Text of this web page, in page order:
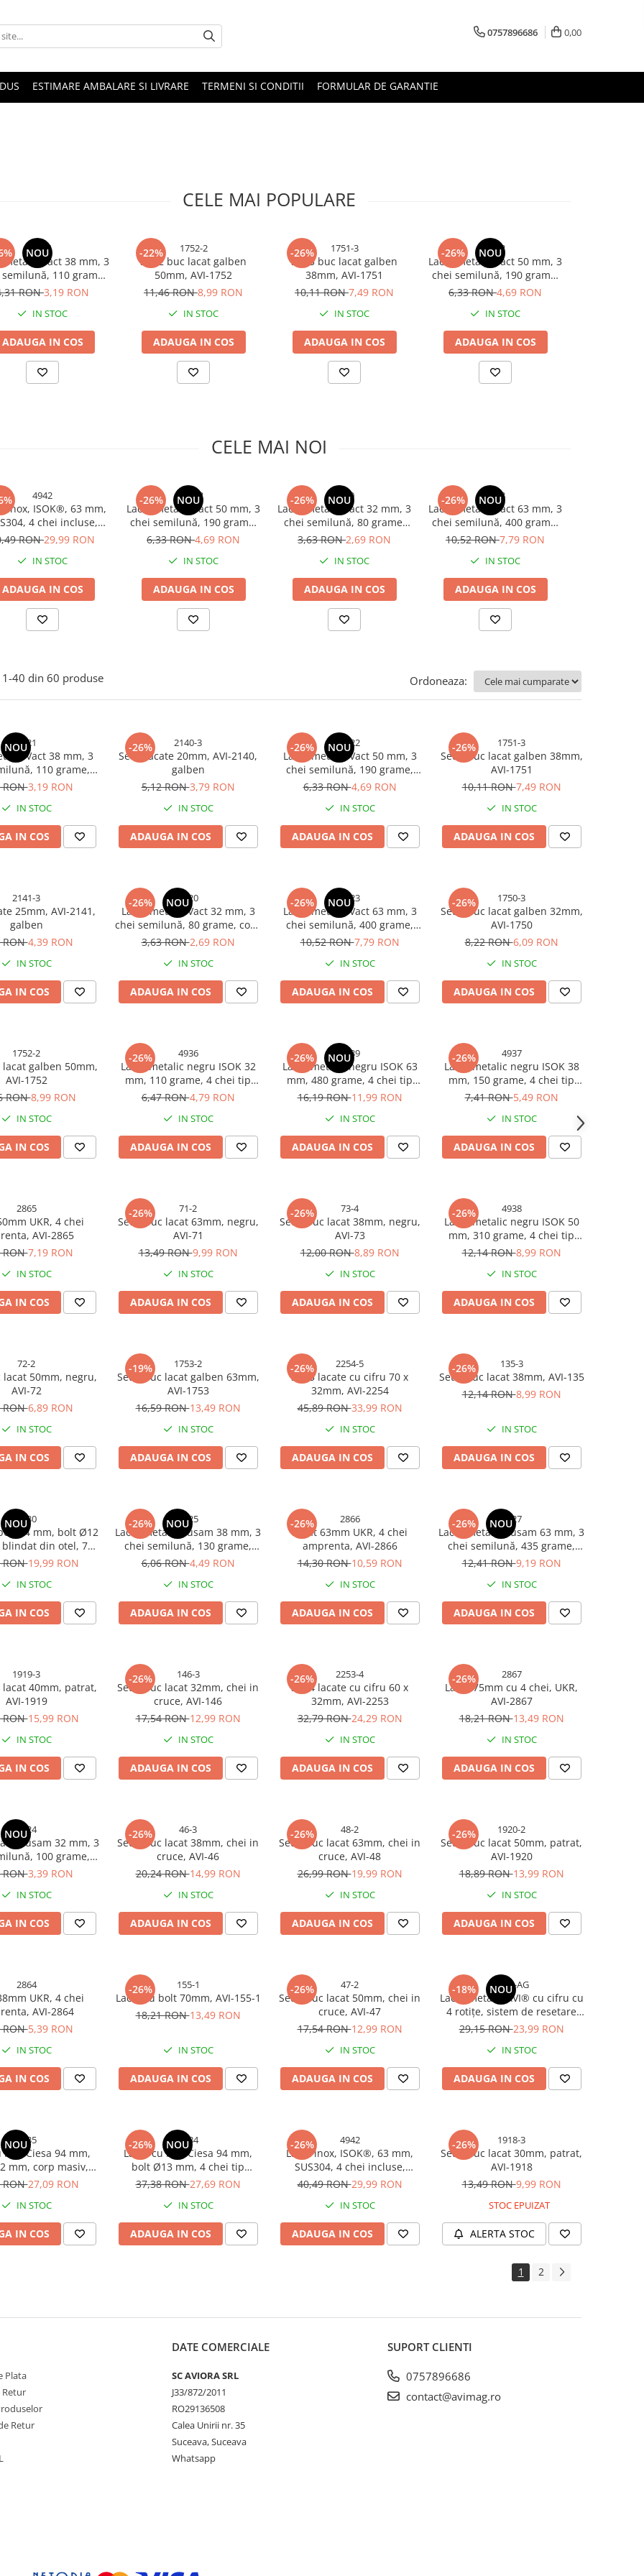
0757896686 0,00
ESTIMARE AMBALARE SI LIVRARE TERMENI SI CONDITII FORMULAR DE GARANTIE
CELE MAI POPULARE
NOU
4921
metalic Vact 38 mm, 3
110 grame,
negru, verigă cromată,
RON3,19 RON
IN STOC
ADAUGA IN COS
-22% 1752-2
Set 2 buc lacat galben
50mm, AVI-1752
11,46 RON8,99 RON
IN STOC
ADAUGA IN COS
-26% 1751-3
Set 3 buc lacat galben
38mm, AVI-1751
10,11 RON7,49 RON
IN STOC
ADAUGA IN COS
-26% NOU
4922
Lacăt metalic Vact 50 mm, 3
chei semilună, 190 grame,
corp negru, verigă cromată,
6,33 RON4,69 RON
IN STOC
ADAUGA IN COS
CELE MAI NOI
4942
inox, ISOK®, 63 mm,
4 chei incluse,
totală 100 mm, 550
RON29,99 RON
IN STOC
ADAUGA IN COS
-26% NOU
4922
Lacăt metalic Vact 50 mm, 3
chei semilună, 190 grame,
corp negru, verigă cromată,
6,33 RON4,69 RON
IN STOC
ADAUGA IN COS
-26% NOU
4920
Lacăt metalic Vact 32 mm, 3
chei semilună, 80 grame,
corp negru, verigă cromată,
3,63 RON2,69 RON
IN STOC
ADAUGA IN COS
-26% NOU
4923
Lacăt metalic Vact 63 mm, 3
chei semilună, 400 grame,
corp negru, verigă cromată,
10,52 RON7,79 RON
IN STOC
ADAUGA IN COS
1-40 din 60 produse Ordoneaza:
NOU
4921
Vact 38 mm, 3
110 grame,
verigă cromată,
RON3,19 RON
IN STOC
IN COS
-26% 2140-3
Set 3 lacate 20mm, AVI-2140,
galben
5,12 RON3,79 RON
IN STOC
ADAUGA IN COS
-26% NOU4922
Lacăt metalic Vact 50 mm, 3
chei semilună, 190 grame,
corp negru, verigă cromată,
6,33 RON4,69 RON
IN STOC
ADAUGA IN COS
-26% 1751-3
Set 3 buc lacat galben 38mm,
AVI-1751
10,11 RON7,49 RON
IN STOC
ADAUGA IN COS
2141-3
25mm, AVI-2141,
galben
RON4,39 RON
IN STOC
IN COS
-26% NOU4920
Lacăt metalic Vact 32 mm, 3
chei semilună, 80 grame, corp
negru, verigă cromată, AVI-
3,63 RON2,69 RON
IN STOC
ADAUGA IN COS
-26% NOU4923
Lacăt metalic Vact 63 mm, 3
chei semilună, 400 grame,
corp negru, verigă cromată,
10,52 RON7,79 RON
IN STOC
ADAUGA IN COS
-26% 1750-3
Set 3 buc lacat galben 32mm,
AVI-1750
8,22 RON6,09 RON
IN STOC
ADAUGA IN COS
1752-2
lacat galben 50mm,
AVI-1752
RON8,99 RON
IN STOC
IN COS
-26% 4936
Lacat metalic negru ISOK 32
mm, 110 grame, 4 chei tip
amprenta, garnituri
6,47 RON4,79 RON
IN STOC
ADAUGA IN COS
-26% NOU4939
Lacat metalic negru ISOK 63
mm, 480 grame, 4 chei tip
amprenta, garnituri
16,19 RON11,99 RON
IN STOC
ADAUGA IN COS
-26% 4937
Lacat metalic negru ISOK 38
mm, 150 grame, 4 chei tip
amprenta, garnituri
7,41 RON5,49 RON
IN STOC
ADAUGA IN COS
2865
UKR, 4 chei
AVI-2865
RON7,19 RON
IN STOC
IN COS
-26% 71-2
Set 2 buc lacat 63mm, negru,
AVI-71
13,49 RON9,99 RON
IN STOC
ADAUGA IN COS
-26% 73-4
Set 4 buc lacat 38mm, negru,
AVI-73
12,00 RON8,89 RON
IN STOC
ADAUGA IN COS
-26% 4938
Lacat metalic negru ISOK 50
mm, 310 grame, 4 chei tip
amprenta, garnituri
12,14 RON8,99 RON
IN STOC
ADAUGA IN COS
72-2
lacat 50mm, negru,
AVI-72
RON6,89 RON
IN STOC
IN COS
-19% 1753-2
Set 2 buc lacat galben 63mm,
AVI-1753
16,59 RON13,49 RON
IN STOC
ADAUGA IN COS
-26% 2254-5
Set 5 lacate cu cifru 70 x
32mm, AVI-2254
45,89 RON33,99 RON
IN STOC
ADAUGA IN COS
-26% 135-3
Set 3 buc lacat 38mm, AVI-135
12,14 RON8,99 RON
IN STOC
ADAUGA IN COS
NOU1930
74 mm, bolt Ø12
din otel, 750
chei amprenta, AVI-
RON19,99 RON
IN STOC
IN COS
-26% NOU4925
Lacăt metalic Eusam 38 mm, 3
chei semilună, 130 grame,
compact și rezistent, AVI-4925
6,06 RON4,49 RON
IN STOC
ADAUGA IN COS
-26% 2866
Lacat 63mm UKR, 4 chei
amprenta, AVI-2866
14,30 RON10,59 RON
IN STOC
ADAUGA IN COS
-26% NOU4927
Lacăt metalic Eusam 63 mm, 3
chei semilună, 435 grame,
corp masiv, AVI-4927
12,41 RON9,19 RON
IN STOC
ADAUGA IN COS
1919-3
lacat 40mm, patrat,
AVI-1919
RON15,99 RON
IN STOC
IN COS
-26% 146-3
Set 3 buc lacat 32mm, chei in
cruce, AVI-146
17,54 RON12,99 RON
IN STOC
ADAUGA IN COS
-26% 2253-4
Set 4 lacate cu cifru 60 x
32mm, AVI-2253
32,79 RON24,29 RON
IN STOC
ADAUGA IN COS
-26% 2867
Lacat 75mm cu 4 chei, UKR,
AVI-2867
18,21 RON13,49 RON
IN STOC
ADAUGA IN COS
NOU4924
Eusam 32 mm, 3
100 grame,
rezistent, AVI-4924
RON3,39 RON
IN STOC
IN COS
-26% 46-3
Set 3 buc lacat 38mm, chei in
cruce, AVI-46
20,24 RON14,99 RON
IN STOC
ADAUGA IN COS
-26% 48-2
Set 2 buc lacat 63mm, chei in
cruce, AVI-48
26,99 RON19,99 RON
IN STOC
ADAUGA IN COS
-26% 1920-2
Set 2 buc lacat 50mm, patrat,
AVI-1920
18,89 RON13,99 RON
IN STOC
ADAUGA IN COS
2864
UKR, 4 chei
AVI-2864
RON5,39 RON
IN STOC
IN COS
-26% 155-1
Lacat cu bolt 70mm, AVI-155-1
18,21 RON13,49 RON
IN STOC
ADAUGA IN COS
-26% 47-2
Set 2 buc lacat 50mm, chei in
cruce, AVI-47
17,54 RON12,99 RON
IN STOC
ADAUGA IN COS
-18% NOU
4944-AG
Lacat metalic AVI® cu cifru cu
4 rotițe, sistem de resetare
simplu, 54 x 43 x 80 mm, 220
29,15 RON23,99 RON
IN STOC
ADAUGA IN COS
NOU4935
bolt Ciesa 94 mm,
mm, corp masiv,
AVI-4935
RON27,09 RON
IN STOC
IN COS
-26% NOU4934
Lacat cu bolt Ciesa 94 mm,
bolt Ø13 mm, 4 chei tip
amprenta, 1.000 grame, AVI-
37,38 RON27,69 RON
IN STOC
ADAUGA IN COS
-26% 4942
Lacăt inox, ISOK®, 63 mm,
SUS304, 4 chei incluse,
înălțime totală 100 mm, 550 g,
40,49 RON29,99 RON
IN STOC
ADAUGA IN COS
-26% 1918-3
Set 3 buc lacat 30mm, patrat,
AVI-1918
13,49 RON9,99 RON
STOC EPUIZAT
ALERTA STOC
1 2
Plata
Retur
Retur
DATE COMERCIALE
SC AVIORA SRL
J33/872/2011
RO29136508
Calea Unirii nr. 35
Suceava, Suceava
Whatsapp
SUPORT CLIENTI
0757896686
contact@avimag.ro